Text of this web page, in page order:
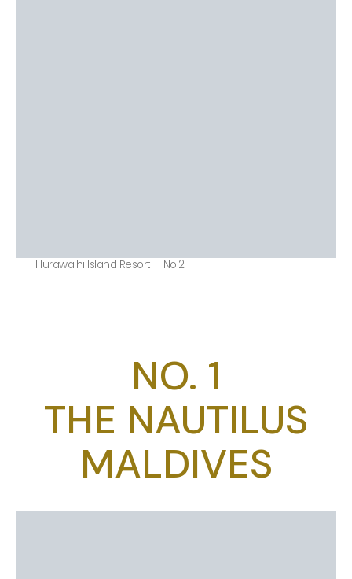
Hurawalhi Island Resort – No.2
NO. 1
THE NAUTILUS
MALDIVES